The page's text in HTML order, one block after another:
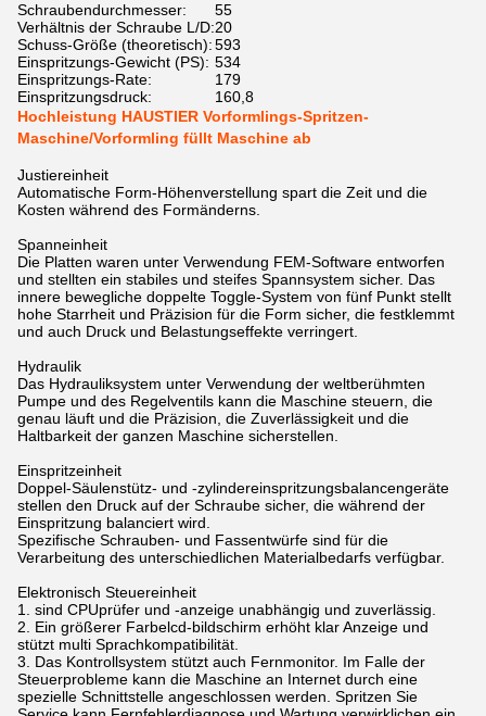
Schraubendurchmesser:
55
Verhältnis der Schraube L/D:20
Schuss-Größe (theoretisch):593
Einspritzungs-Gewicht (PS): 534
Einspritzungs-Rate:
179
Einspritzungsdruck:
160,8
Hochleistung HAUSTIER Vorformlings-Spritzen-
Maschine/Vorformling füllt Maschine ab
Justiereinheit
Automatische Form-Höhenverstellung spart die Zeit und die
Kosten während des Formänderns.
Spanneinheit
Die Platten waren unter Verwendung FEM-Software entworfen
und stellten ein stabiles und steifes Spannsystem sicher. Das
innere bewegliche doppelte Toggle-System von fünf Punkt stellt
hohe Starrheit und Präzision für die Form sicher, die festklemmt
und auch Druck und Belastungseffekte verringert.
Hydraulik
Das Hydrauliksystem unter Verwendung der weltberühmten
Pumpe und des Regelventils kann die Maschine steuern, die
genau läuft und die Präzision, die Zuverlässigkeit und die
Haltbarkeit der ganzen Maschine sicherstellen.
Einspritzeinheit
Doppel-Säulenstütz- und -zylindereinspritzungsbalancengeräte
stellen den Druck auf der Schraube sicher, die während der
Einspritzung balanciert wird.
Spezifische Schrauben- und Fassentwürfe sind für die
Verarbeitung des unterschiedlichen Materialbedarfs verfügbar.
Elektronisch Steuereinheit
1. sind CPUprüfer und -anzeige unabhängig und zuverlässig.
2. Ein größerer Farbelcd-bildschirm erhöht klar Anzeige und
stützt multi Sprachkompatibilität.
3. Das Kontrollsystem stützt auch Fernmonitor. Im Falle der
Steuerprobleme kann die Maschine an Internet durch eine
spezielle Schnittstelle angeschlossen werden. Spritzen Sie